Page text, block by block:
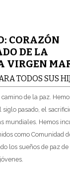
CORAZÓN
DE LA
VIRGEN
TODOS SUS
de la paz.
siglo pasado, el
mundiales. Hemos
como Comunidad
los sueños de paz